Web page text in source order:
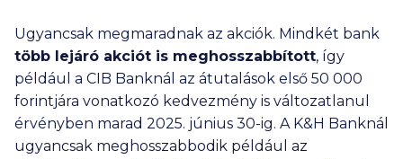
Ugyancsak megmaradnak az akciók. Mindkét bank
több lejáró akciót is meghosszabbított, így
például a CIB Banknál az átutalások első 50 000
forintjára vonatkozó kedvezmény is változatlanul
érvényben marad 2025. június 30-ig. A K&H Banknál
ugyancsak meghosszabbodik például az